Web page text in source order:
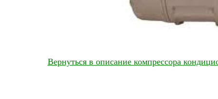
Вернуться в описание компрессора